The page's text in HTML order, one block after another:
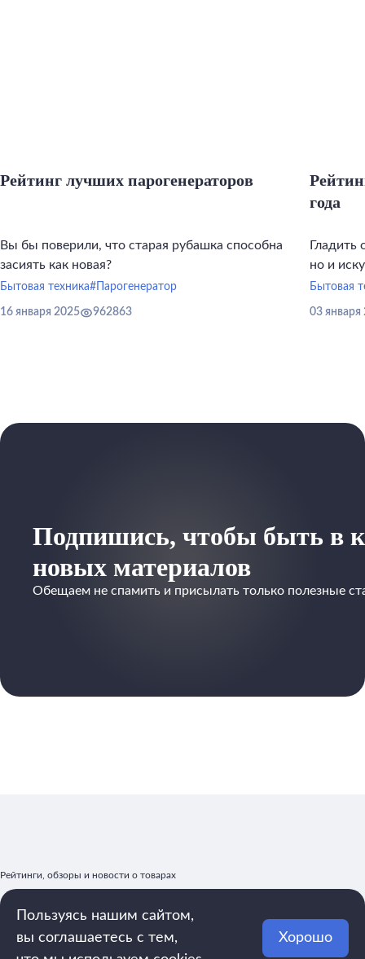
Рейтинг лучших парогенераторов
Вы бы поверили, что старая рубашка способна
засиять как новая?
Бытовая техника#Парогенератор
16 января 2025 962863
года
Гладить
но и
Бытовая
03 января
Подпишись, чтобы быть в
новых материалов
Обещаем не спамить и присылать только полезные
Рейтинги, обзоры и новости о товарах
mega.rating@yandex.ru
Пользуясь нашим сайтом,
вы соглашаетесь с тем,
Хорошо